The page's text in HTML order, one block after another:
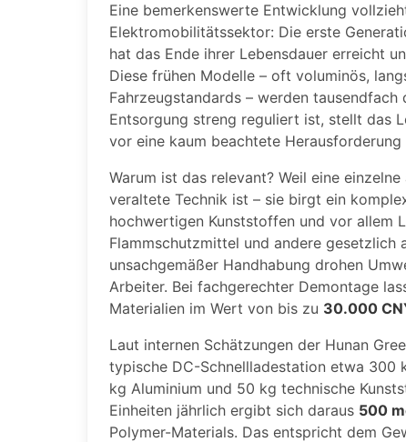
Eine bemerkenswerte Entwicklung
Elektromobilitätssektor: Die erste
hat das Ende ihrer Lebensdauer erreicht
Diese frühen Modelle – oft voluminös,
Fahrzeugstandards – werden
Entsorgung streng reguliert ist, stellt das
vor eine kaum beachtete
Warum ist das relevant? Weil eine
veraltete Technik ist – sie birgt ein
hochwertigen Kunststoffen und vor allem
Flammschutzmittel und andere
unsachgemäßer Handhabung drohen
Arbeiter. Bei fachgerechter Demontage
Materialien im Wert von bis zu 30.000
Laut internen Schätzungen der Hunan
typische DC-Schnellladestation etwa 300
kg Aluminium und 50 kg technische
Einheiten jährlich ergibt sich daraus 500
Polymer-Materials. Das entspricht dem